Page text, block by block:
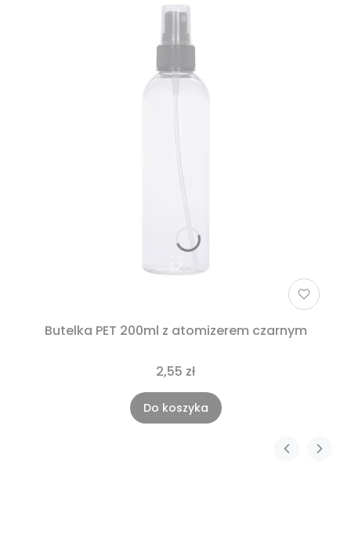
Butelka PET 200ml z atomizerem czarnym
2,55 zł
Do koszyka